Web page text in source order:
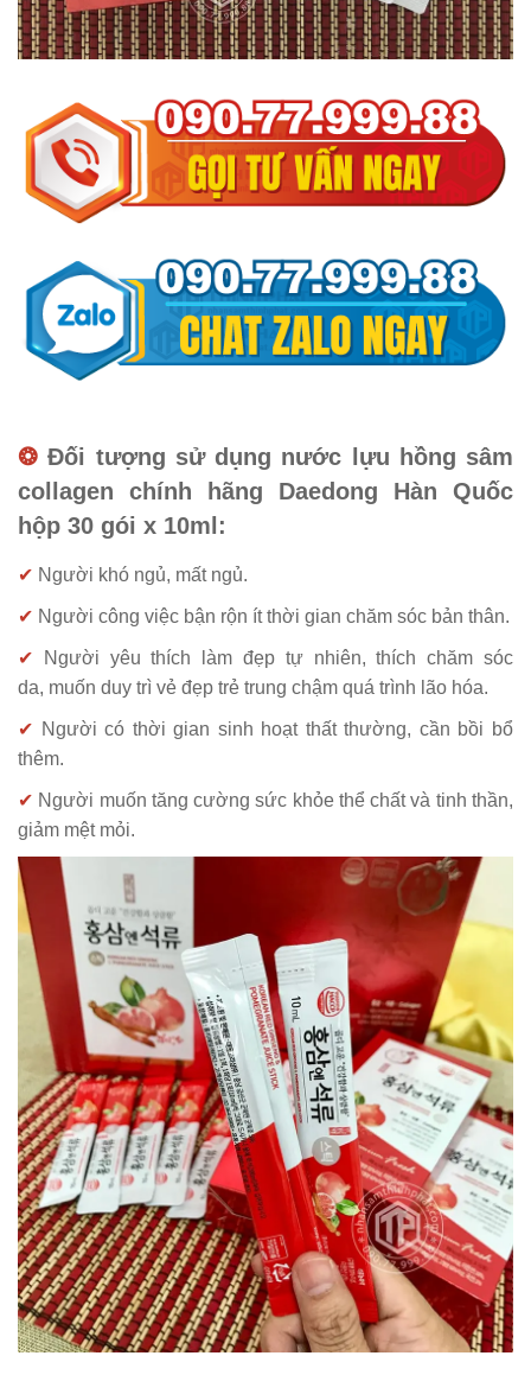
❂ Đối tượng sử dụng nước lựu hồng sâm
collagen chính hãng Daedong Hàn Quốc
hộp 30 gói x 10ml:
✔ Người khó ngủ, mất ngủ.
✔ Người công việc bận rộn ít thời gian chăm sóc bản thân.
✔
Người yêu thích làm đẹp tự nhiên, thích chăm sóc
da, muốn duy trì vẻ đẹp trẻ trung chậm quá trình lão hóa.
✔ Người có thời gian sinh hoạt thất thường, cần bồi bổ
thêm.
✔ Người muốn tăng cường sức khỏe thể chất và tinh thần,
giảm mệt mỏi.